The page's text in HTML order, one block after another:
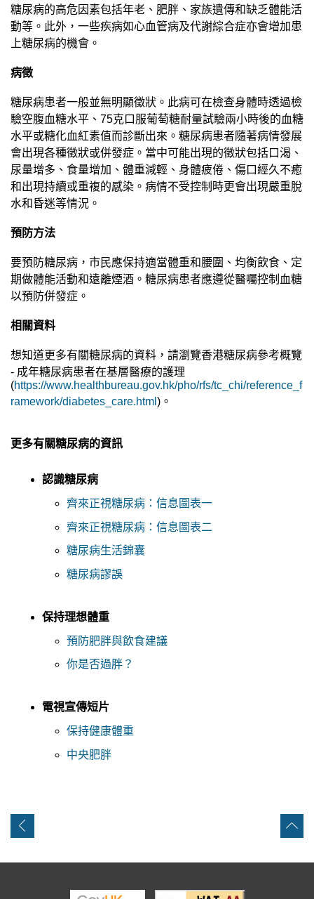
糖尿病的高危因素包括年老、肥胖、家族遺傳和缺乏體能活
動等。此外，一些疾病如心血管病及代謝綜合症亦會增加患
上糖尿病的機會。
病徵
糖尿病患者一般並無明顯徵狀。此病可在檢查身體時透過檢
驗空腹血糖水平、75克口服葡萄糖耐量試驗兩小時後的血糖
水平或糖化血紅素值而診斷出來。糖尿病患者隨著病情發展
會出現各種徵狀或併發症。當中可能出現的徵狀包括口渴、
尿量增多、食量增加、體重減輕、身體疲倦、傷口經久不癒
和出現持續或重複的感染。病情不受控制時更會出現嚴重脫
水和昏迷等情況。
預防方法
要預防糖尿病，市民應保持適當體重和腰圍、均衡飲食、定
期做體能活動和遠離煙酒。糖尿病患者應遵從醫囑控制血糖
以預防併發症。
相關資料
想知道更多有關糖尿病的資料，請瀏覽香港糖尿病參考概覽
- 成年糖尿病患者在基層醫療的護理
(https://www.healthbureau.gov.hk/pho/rfs/tc_chi/reference_f
ramework/diabetes_care.html )。
更多有關糖尿病的資訊
認識糖尿病
齊來正視糖尿病：信息圖表一
齊來正視糖尿病：信息圖表二
糖尿病生活錦囊
糖尿病謬誤
保持理想體重
預防肥胖與飲食建議
你是否過胖？
電視宣傳短片
保持健康體重
中央肥胖